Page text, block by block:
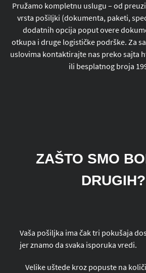
Pružamo kompletnu uslugu – od
vrsta pošiljki (dokumenta, paketi,
dodatnih opcija poput overe
otkupa i druge logističke podrške. Za
uslovima kontaktirajte nas preko sajta
ili besplatnog broja
ZAŠTO SMO
DRUGIH?
Vaša pošiljka ima čak tri pokušaja
jer znamo da svaka isporuka vredi.
Velike uštede kroz popuste na